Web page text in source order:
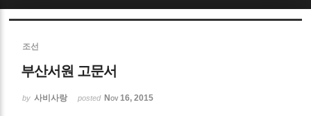
조선
부산서원 고문서
by 사비사랑 posted Nov 16, 2015
Sketchbook5, 스케치북5